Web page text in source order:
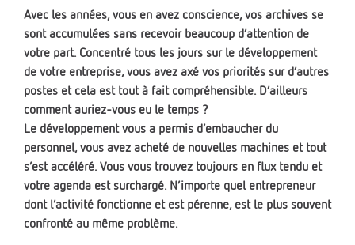
Avec les années, vous en avez conscience, vos archives se
sont accumulées sans recevoir beaucoup d’attention de
votre part. Concentré tous les jours sur le développement
de votre entreprise, vous avez axé vos priorités sur d’autres
postes et cela est tout à fait compréhensible. D’ailleurs
comment auriez-vous eu le temps ?
Le développement vous a permis d’embaucher du
personnel, vous avez acheté de nouvelles machines et tout
s’est accéléré. Vous vous trouvez toujours en flux tendu et
votre agenda est surchargé. N’importe quel entrepreneur
dont l’activité fonctionne et est pérenne, est le plus souvent
confronté au même problème.